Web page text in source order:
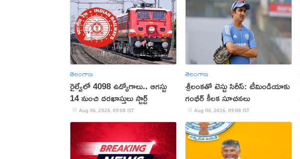
తెలంగాణ
రైల్వేలో 4098 ఉద్యోగాలు.. ఆగస్టు
14 నుంచి దరఖాస్తులు స్టార్ట్
Aug 06, 2026, 09:08 IST
తెలంగాణ
శ్రీలంకతో టెస్టు సిరీస్: టీమిండియాకు
గంభీర్ కీలక సూచనలు
Aug 06, 2026, 09:08 IST